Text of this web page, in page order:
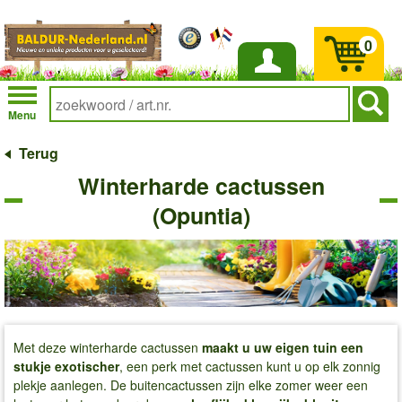
Inloggen
Menu
0
Terug
Winterharde cactussen
(Opuntia)
Met deze winterharde cactussen maakt u uw eigen tuin een
stukje exotischer, een perk met cactussen kunt u op elk zonnig
plekje aanlegen. De buitencactussen zijn elke zomer weer een